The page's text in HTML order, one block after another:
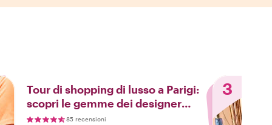
Tour di shopping di lusso a Parigi:
scopri le gemme dei designer
locali
85 recensioni
3